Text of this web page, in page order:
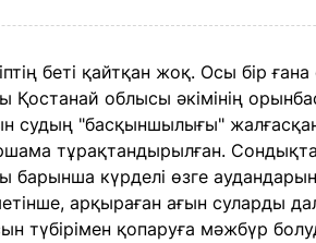
беті қайтқан жоқ. Осы бір
облысы әкімінің
судың "басқыншылығы"
тұрақтандырылған.
барынша күрделі өзге
арқыраған ағын суларды
түбірімен қопаруға мәжбүр